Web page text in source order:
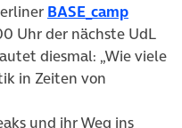
BASE_camp
Uhr der nächste UdL
diesmal: „Wie viele
in Zeiten von
und ihr Weg ins